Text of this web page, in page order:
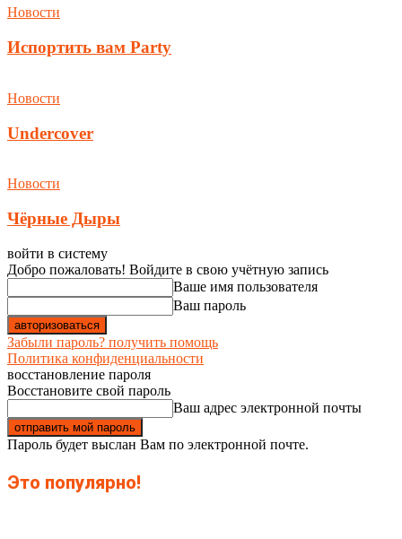
Новости
Испортить вам Party
Новости
Undercover
Новости
Чёрные Дыры
войти в систему
Добро пожаловать! Войдите в свою учётную запись
Ваше имя пользователя
Ваш пароль
Забыли пароль? получить помощь
Политика конфиденциальности
восстановление пароля
Восстановите свой пароль
Ваш адрес электронной почты
Пароль будет выслан Вам по электронной почте.
Это популярно!